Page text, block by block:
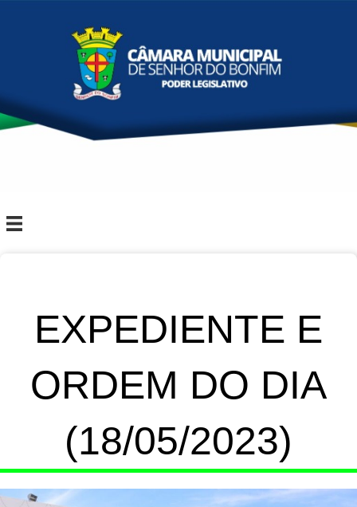
EXPEDIENTE E
ORDEM DO DIA
(18/05/2023)